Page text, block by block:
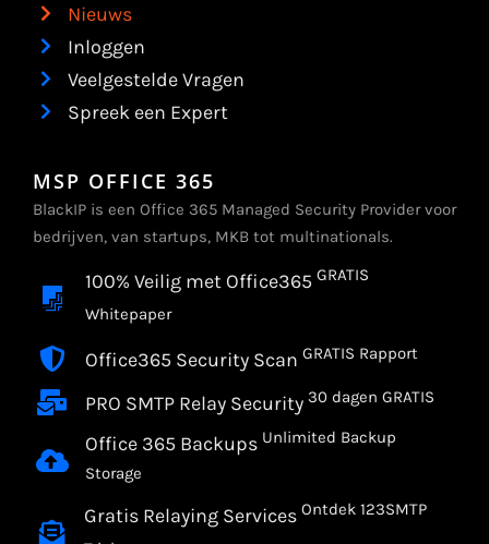
Nieuws
Inloggen
Veelgestelde Vragen
Spreek een Expert
MSP OFFICE 365
BlackIP is een Office 365 Managed Security Provider voor
bedrijven, van startups, MKB tot multinationals.
100% Veilig met Office365 GRATIS
Whitepaper
Office365 Security Scan GRATIS Rapport
PRO SMTP Relay Security 30 dagen GRATIS
Office 365 Backups Unlimited Backup
Storage
Gratis Relaying ServicesOntdek 123SMTP